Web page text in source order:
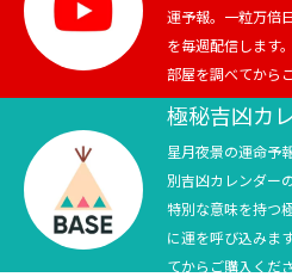
競馬
テニス四大大会・五輪
テニス四大大会・五輪
運予報。一粒万倍
を毎週配信します
部屋を調べてから
極秘吉凶カ
星月夜景の運命予
別吉凶カレンダー
特別な意味を持つ
に運を呼び込みま
てからご購入くださ